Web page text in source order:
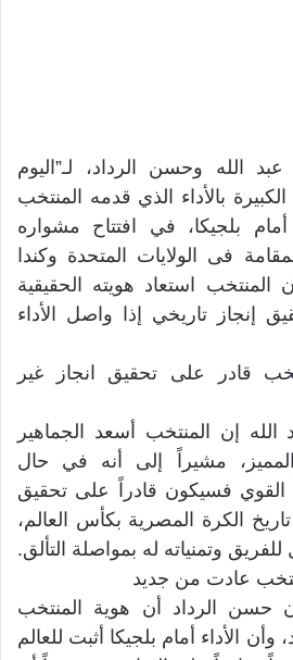
الله وحسن الرداد، لـ”اليوم
بالأداء الذي قدمه المنتخب
بلجيكا، في افتتاح مشواره
فى الولايات المتحدة وكندا
استعاد هويته الحقيقية
إنجاز تاريخي إذا واصل الأداء
قادر على تحقيق انجاز غير
الله إن المنتخب أسعد الجماهير
المميز، مشيراً إلى أنه في حال
القوي فسيكون قادراً على تحقيق
الكرة المصرية بكأس العالم،
وتمنياته له بمواصلة التألق.
عادت من جديد
حسن الرداد أن هوية المنتخب
الأداء أمام بلجيكا أثبت للعالم